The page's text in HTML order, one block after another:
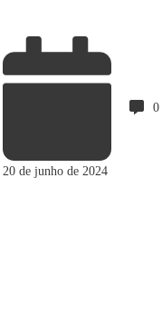
20 de junho de 2024
0